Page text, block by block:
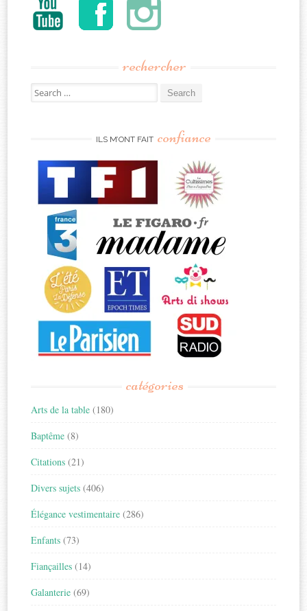
rechercher
Search
for:
ILS M’ONT FAIT confiance
catégories
Arts de la table (180)
Baptême (8)
Citations (21)
Divers sujets (406)
Élégance vestimentaire (286)
Enfants (73)
Fiançailles (14)
Galanterie (69)